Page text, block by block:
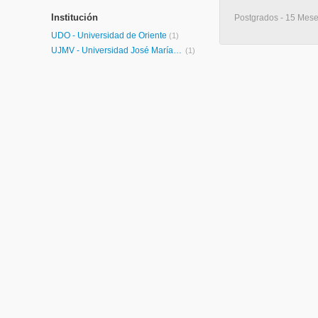
Institución
UDO - Universidad de Oriente (1)
UJMV - Universidad José María Vargas (1)
Postgrados - 15